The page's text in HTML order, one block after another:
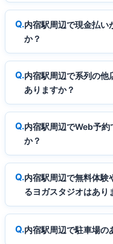
内宿駅周辺で現金払い
か？
内宿駅周辺で系列の他
ありますか？
内宿駅周辺でWeb予
か？
内宿駅周辺で無料体験
るヨガスタジオはあり
内宿駅周辺で駐車場の